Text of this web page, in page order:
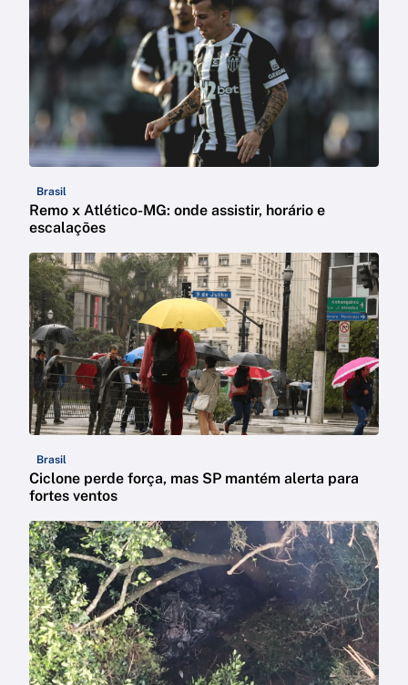
Brasil
Remo x Atlético-MG: onde assistir, horário e
escalações
Brasil
Ciclone perde força, mas SP mantém alerta para
fortes ventos